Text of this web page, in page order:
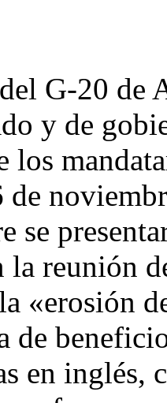
G-20 de
y de
los
de
se
la reunión
«erosión
de
en inglés,